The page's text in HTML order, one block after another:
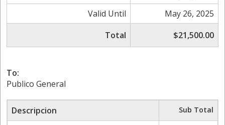
Valid Until
May 26, 2025
Total
$21,500.00
To:
Publico General
Descripcion Sub Total